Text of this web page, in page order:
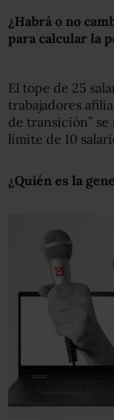
¿Habrá o no
para calcular la
El tope de 25
trabajadores
de transición”
límite de 10
¿Quién es la